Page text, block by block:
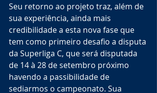
Seu retorno ao projeto traz, além de
sua experiência, ainda mais
credibilidade a esta nova fase que
tem como primeiro desafio a disputa
da Superliga C, que será disputada
de 14 à 28 de setembro próximo
havendo a passibilidade de
sediarmos o campeonato. Sua